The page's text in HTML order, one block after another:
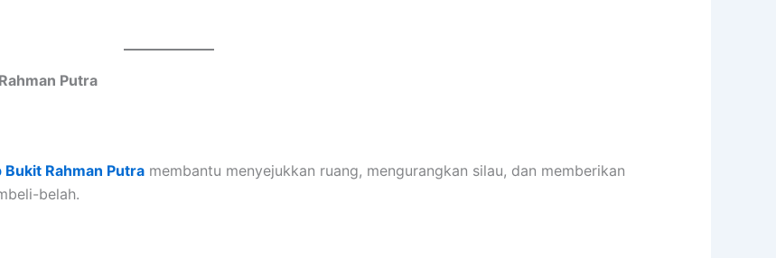
Putra
Rahman Putra membantu menyejukkan ruang, mengurangkan silau, dan memberikan
belah.